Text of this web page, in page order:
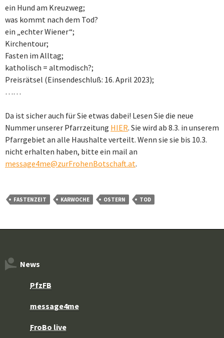
ein Hund am Kreuzweg;
was kommt nach dem Tod?
ein „echter Wiener“;
Kirchentour;
Fasten im Alltag;
katholisch = altmodisch?;
Preisrätsel (Einsendeschluß: 16. April 2023);
……
Da ist sicher auch für Sie etwas dabei! Lesen Sie die neue
Nummer unserer Pfarrzeitung HIER. Sie wird ab 8.3. in unserem
Pfarrgebiet an alle Haushalte verteilt. Wenn sie sie bis 10.3.
nicht erhalten haben, bitte ein mail an
message4me@zurFrohenBotschaft.at.
FASTENZEIT KARWOCHE OSTERN TOD
News
PfzFB
message4me
FroBo live